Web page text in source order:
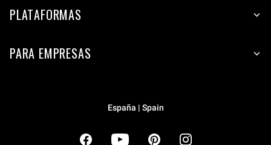
PLATAFORMAS
PARA EMPRESAS
España | Spain